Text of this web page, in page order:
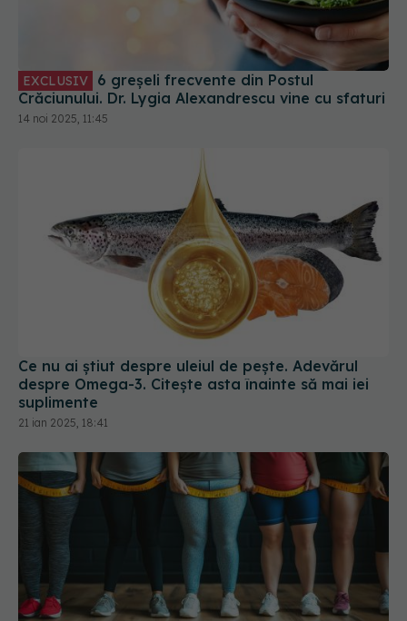
EXCLUSIV
Crăciunului. Dr. Lygia Alexandrescu vine cu sfaturi
14 noi 2025, 11:45
Ce nu ai știut despre uleiul de pește. Adevărul
despre Omega-3. Citește asta înainte să mai iei
suplimente
21 ian 2025, 18:41